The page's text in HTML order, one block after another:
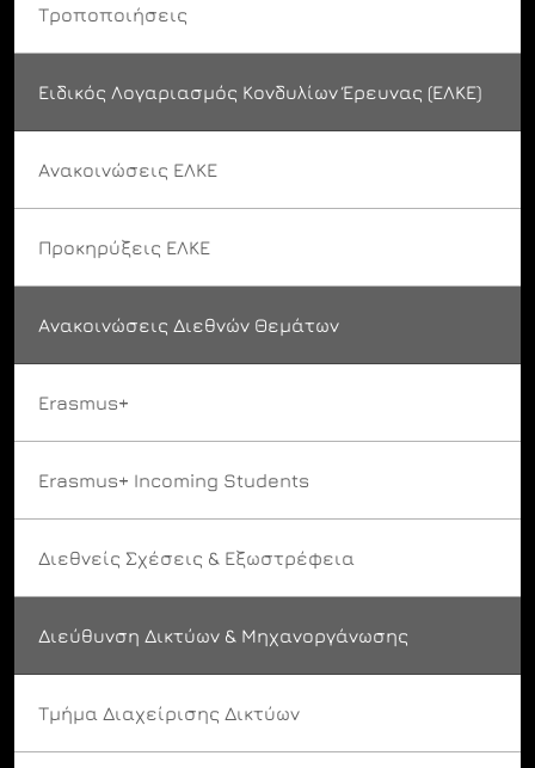
Τροποποιήσεις
Ειδικός Λογαριασμός Κονδυλίων Έρευνας (ΕΛΚΕ)
Ανακοινώσεις ΕΛΚΕ
Προκηρύξεις ΕΛΚΕ
Ανακοινώσεις Διεθνών Θεμάτων
Erasmus+
Erasmus+ Incoming Students
Διεθνείς Σχέσεις & Εξωστρέφεια
Διεύθυνση Δικτύων & Μηχανοργάνωσης
Τμήμα Διαχείρισης Δικτύων